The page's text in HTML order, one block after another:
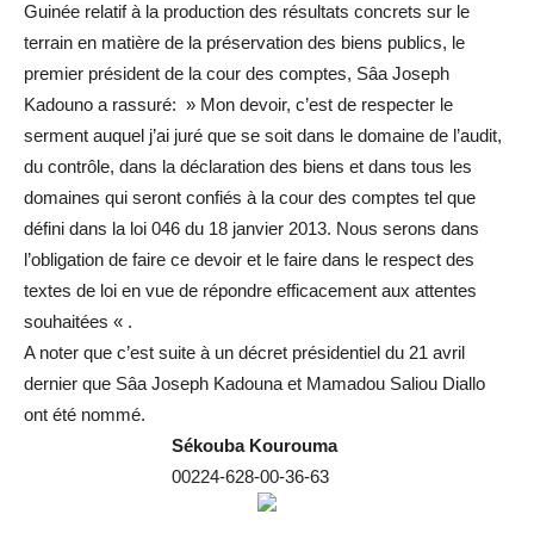
Guinée relatif à la production des résultats concrets sur le
terrain en matière de la préservation des biens publics, le
premier président de la cour des comptes, Sâa Joseph
Kadouno a rassuré: » Mon devoir, c’est de respecter le
serment auquel j’ai juré que se soit dans le domaine de l’audit,
du contrôle, dans la déclaration des biens et dans tous les
domaines qui seront confiés à la cour des comptes tel que
défini dans la loi 046 du 18 janvier 2013. Nous serons dans
l’obligation de faire ce devoir et le faire dans le respect des
textes de loi en vue de répondre efficacement aux attentes
souhaitées « .
A noter que c’est suite à un décret présidentiel du 21 avril
dernier que Sâa Joseph Kadouna et Mamadou Saliou Diallo
ont été nommé.
Sékouba Kourouma
00224-628-00-36-63